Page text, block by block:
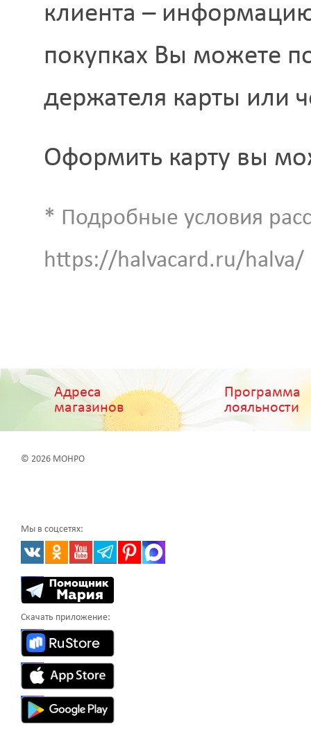
клиента –
покупках Вы можете
держателя карты или
Оформить карту вы
* Подробные условия
https://halvacard.ru/halva/
Адреса
магазинов
Программа
лояльности
© 2026 МОНРО
Мы в соцсетях:
Скачать приложение: